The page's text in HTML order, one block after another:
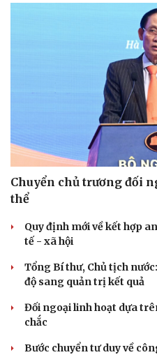
Chuyển chủ trương đối
thể
Quy định mới về kết hợp
tế - xã hội
Tổng Bí thư, Chủ tịch
độ sang quản trị kết quả
Đối ngoại linh hoạt dựa
chắc
Bước chuyển tư duy về